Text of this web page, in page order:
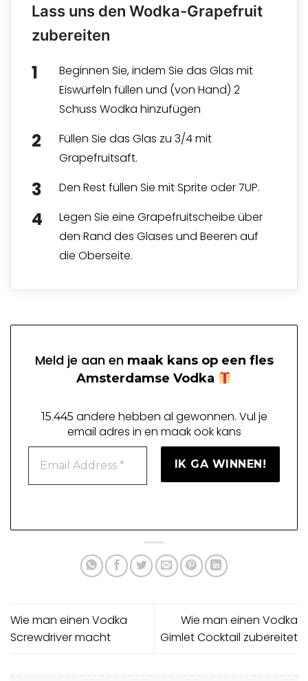
Lass uns den Wodka-Grapefruit
zubereiten
Beginnen Sie, indem Sie das Glas mit
Eiswürfeln füllen und (von Hand) 2
Schuss Wodka hinzufügen
Füllen Sie das Glas zu 3/4 mit
Grapefruitsaft.
Den Rest füllen Sie mit Sprite oder 7UP.
Legen Sie eine Grapefruitscheibe über
den Rand des Glases und Beeren auf
die Oberseite.
Meld je aan enmaak kans op een fles
Amsterdamse Vodka
15.445 andere hebben al gewonnen. Vul je
email adres in en maak ook kans
Wie man einen Vodka
Screwdriver macht
Wie man einen Vodka
Gimlet Cocktail zubereitet